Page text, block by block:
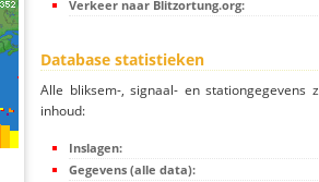
Verkeer naar Blitzortung.org:
Database statistieken
Alle bliksem-, signaal- en stationgegevens
inhoud:
Inslagen:
Gegevens (alle data):